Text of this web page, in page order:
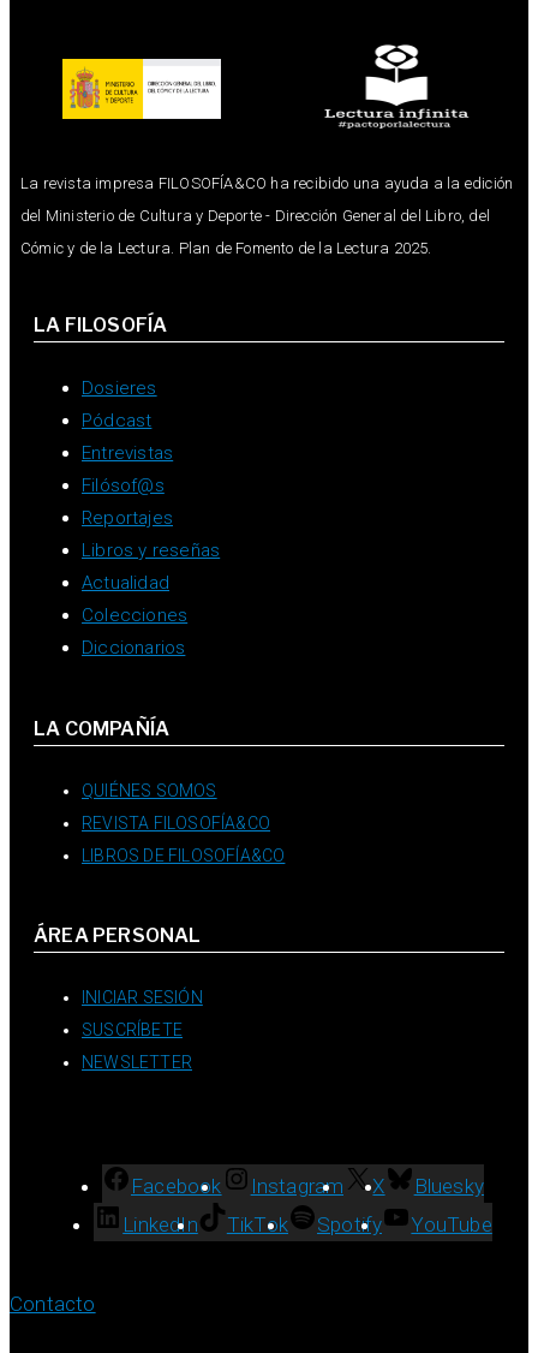
La revista impresa FILOSOFÍA&CO ha recibido una ayuda a la edición
del Ministerio de Cultura y Deporte - Dirección General del Libro, del
Cómic y de la Lectura. Plan de Fomento de la Lectura 2025.
LA FILOSOFÍA
Dosieres
Pódcast
Entrevistas
Filósof@s
Reportajes
Libros y reseñas
Actualidad
Colecciones
Diccionarios
LA COMPAÑÍA
QUIÉNES SOMOS
REVISTA FILOSOFÍA&CO
LIBROS DE FILOSOFÍA&CO
ÁREA PERSONAL
INICIAR SESIÓN
SUSCRÍBETE
NEWSLETTER
Facebook Instagram X
Bluesky
LinkedIn
TikTok Spotify YouTube
Contacto